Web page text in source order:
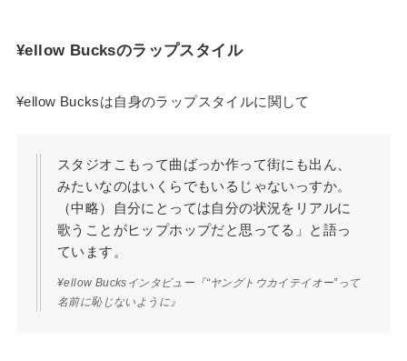
¥ellow Bucksのラップスタイル
¥ellow Bucksは自身のラップスタイルに関して
スタジオこもって曲ばっか作って街にも出ん、
みたいなのはいくらでもいるじゃないっすか。
（中略）自分にとっては自分の状況をリアルに
歌うことがヒップホップだと思ってる」と語っ
ています。
¥ellow Bucksインタビュー『“ヤングトウカイテイオー”って
名前に恥じないように』